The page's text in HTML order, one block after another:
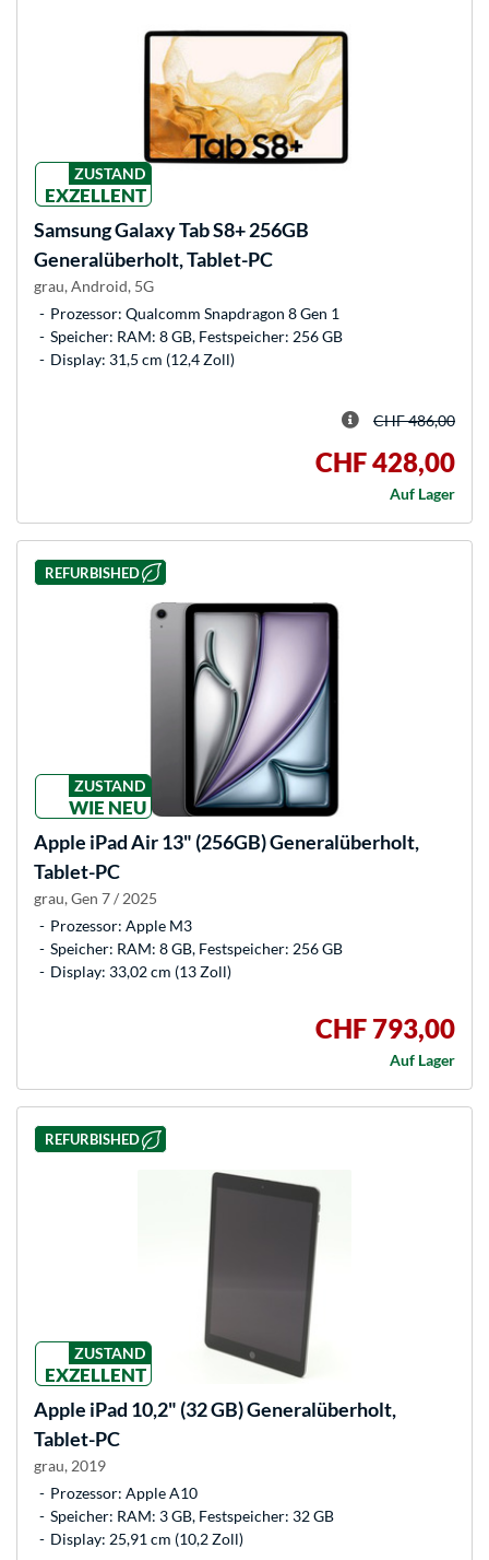
ZUSTAND
EXZELLENT
SamsungGalaxy Tab S8+ 256GB
Generalüberholt, Tablet-PC
grau, Android, 5G
Prozessor: Qualcomm Snapdragon 8 Gen 1
Speicher: RAM: 8 GB, Festspeicher: 256 GB
Display: 31,5 cm (12,4 Zoll)
CHF 486,00
CHF 428,00
Auf Lager
REFURBISHED
ZUSTAND
WIE NEU
Apple iPad Air 13" (256GB) Generalüberholt,
Tablet-PC
grau, Gen 7 / 2025
Prozessor: Apple M3
Speicher: RAM: 8 GB, Festspeicher: 256 GB
Display: 33,02 cm (13 Zoll)
CHF 793,00
Auf Lager
REFURBISHED
ZUSTAND
EXZELLENT
Apple iPad 10,2" (32 GB) Generalüberholt,
Tablet-PC
grau, 2019
Prozessor: Apple A10
Speicher: RAM: 3 GB, Festspeicher: 32 GB
Display: 25,91 cm (10,2 Zoll)